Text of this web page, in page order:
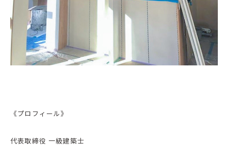
《プロフィール》
代表取締役 一級建築士